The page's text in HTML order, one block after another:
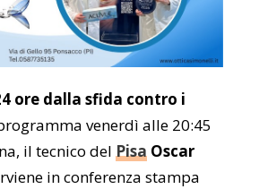
ore dalla sfida contro i
venerdì alle 20:45
il tecnico del Pisa Oscar
in conferenza stampa